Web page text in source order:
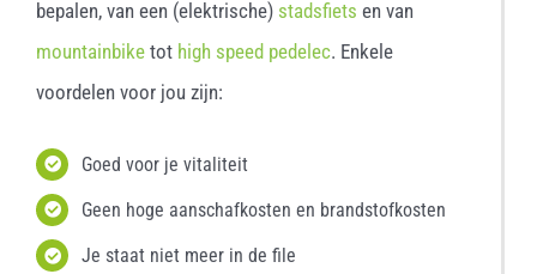
bepalen, van een (elektrische) stadsfiets en van
mountainbiketot high speed pedelec. Enkele
voordelen voor jou zijn:
Goed voor je vitaliteit
Geen hoge aanschafkosten en brandstofkosten
Je staat niet meer in de file